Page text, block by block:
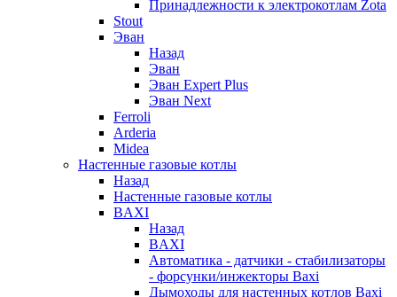
Принадлежности к электрокотлам Zota
Stout
Эван
Назад
Эван
Эван Expert Plus
Эван Next
Ferroli
Arderia
Midea
Настенные газовые котлы
Назад
Настенные газовые котлы
BAXI
Назад
BAXI
Автоматика - датчики - стабилизаторы
- форсунки/инжекторы Baxi
Дымоходы для настенных котлов Baxi